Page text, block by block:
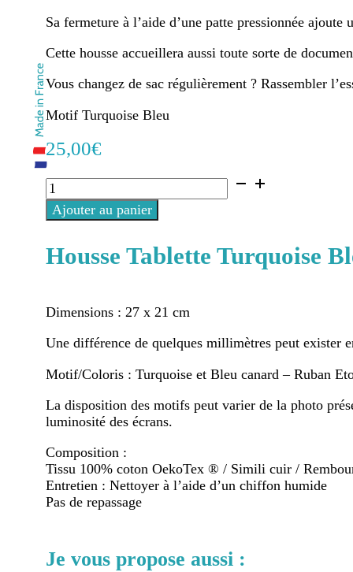
Sa fermeture à l’aide d’une patte pressionnée
Cette housse accueillera aussi toute sorte de
Vous changez de sac régulièrement ? Rassembler
Motif Turquoise Bleu
25,00€
quantité
de
Housse
Turquoise
Bleu
Ajouter au panier
Housse Tablette Turquoise
Dimensions : 27 x 21 cm
Une différence de quelques millimètres peut exister
Motif/Coloris : Turquoise et Bleu canard – Ruban
La disposition des motifs peut varier de la photo
luminosité des écrans.
Composition :
Tissu 100% coton OekoTex ® / Simili cuir /
Entretien : Nettoyer à l’aide d’un chiffon humide
Pas de repassage
Je vous propose aussi :